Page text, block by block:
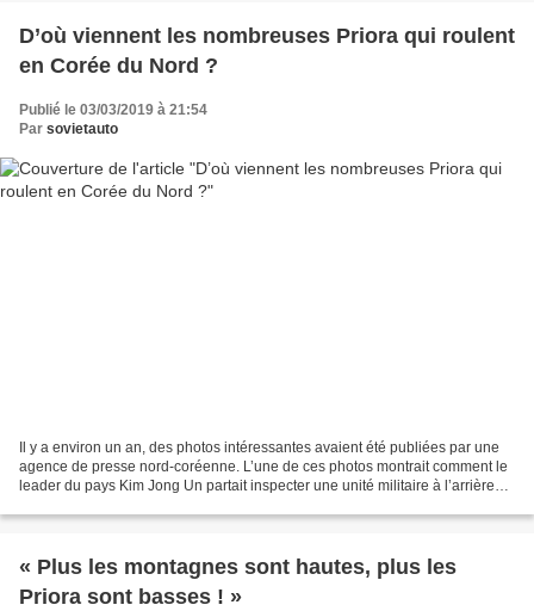
D’où viennent les nombreuses Priora qui roulent
en Corée du Nord ?
Publié le 03/03/2019 à 21:54
Par sovietauto
Il y a environ un an, des photos intéressantes avaient été publiées par une
agence de presse nord-coréenne. L’une de ces photos montrait comment le
leader du pays Kim Jong Un partait inspecter une unité militaire à l’arrière
« Plus les montagnes sont hautes, plus les
Priora sont basses ! »